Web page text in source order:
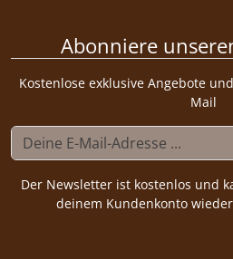
Abonniere
Kostenlose exklusive Angebote
Mail
Der Newsletter ist kostenlos und
deinem Kundenkonto